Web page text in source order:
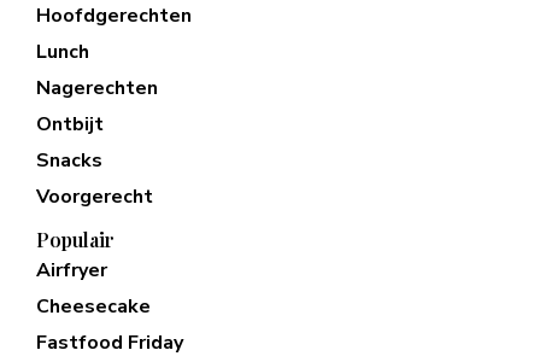
Hoofdgerechten
Lunch
Nagerechten
Ontbijt
Snacks
Voorgerecht
Populair
Airfryer
Cheesecake
Fastfood Friday